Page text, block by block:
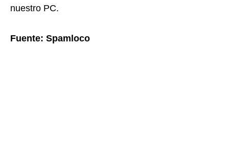
nuestro PC.
Fuente: Spamloco